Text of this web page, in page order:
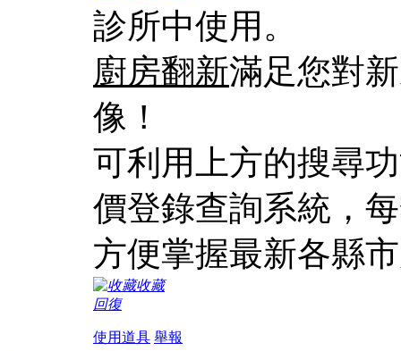
診所中使用。
廚房翻新滿足您對
像！
可利用上方的搜尋
價登錄查詢系統，
方便掌握最新各縣
收藏
回復
使用道具 舉報